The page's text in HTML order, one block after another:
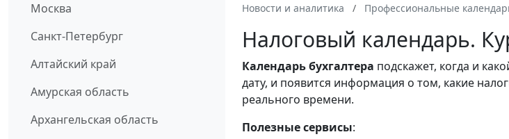
Москва
Санкт-Петербург
Алтайский край
Амурская область
Архангельская область
Новости и аналитика Профессиональные
Налоговый календарь.
Календарьбухгалтера подскажет, когда и
дату, и появится информация о том, какие
реального времени.
Полезные сервисы: